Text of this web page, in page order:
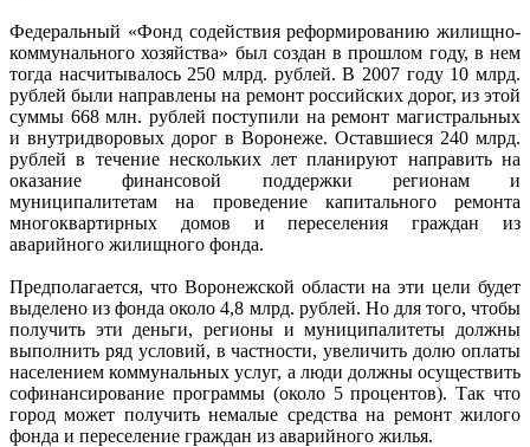
Федеральный «Фонд содействия реформированию жилищно-
коммунального хозяйства» был создан в прошлом году, в нем
тогда насчитывалось 250 млрд. рублей. В 2007 году 10 млрд.
рублей были направлены на ремонт российских дорог, из этой
суммы 668 млн. рублей поступили на ремонт магистральных
и внутридворовых дорог в Воронеже. Оставшиеся 240 млрд.
рублей в течение нескольких лет планируют направить на
оказание финансовой поддержки регионам и
муниципалитетам на проведение капитального ремонта
многоквартирных домов и переселения граждан из
аварийного жилищного фонда.
Предполагается, что Воронежской области на эти цели будет
выделено из фонда около 4,8 млрд. рублей. Но для того, чтобы
получить эти деньги, регионы и муниципалитеты должны
выполнить ряд условий, в частности, увеличить долю оплаты
населением коммунальных услуг, а люди должны осуществить
софинансирование программы (около 5 процентов). Так что
город может получить немалые средства на ремонт жилого
фонда и переселение граждан из аварийного жилья.